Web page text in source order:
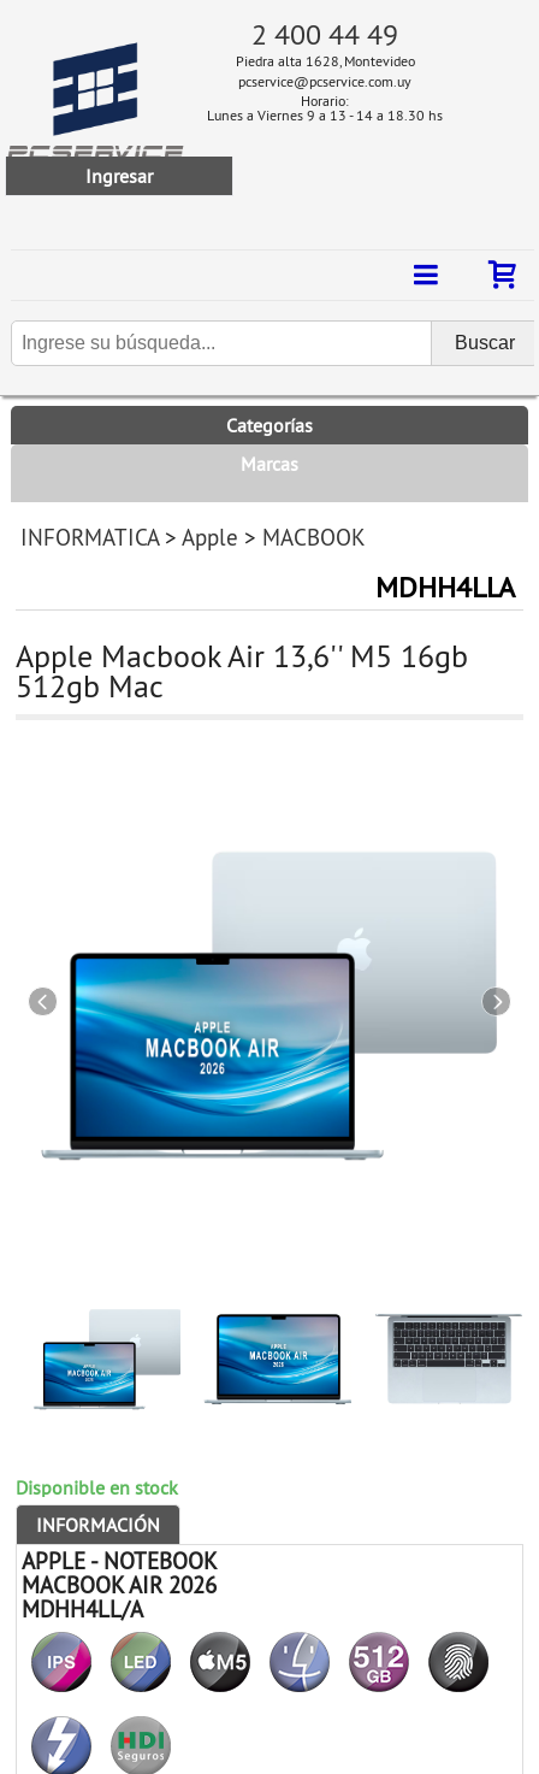
2 400 44 49
Piedra alta 1628, Montevideo
pcservice@pcservice.com.uy
Horario:
Lunes a Viernes 9 a 13 - 14 a 18.30 hs
Ingresar
Categorías
Marcas
INFORMATICA >Apple > MACBOOK
MDHH4LLA
Apple Macbook Air 13,6'' M5 16gb
512gb Mac
Disponible en stock
INFORMACIÓN
APPLE - NOTEBOOK
MACBOOK AIR 2026
MDHH4LL/A